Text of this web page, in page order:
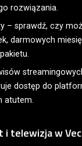
rozwiązania.
– sprawdź, czy
darmowych
dostęp do
atutem.
i telewizja w